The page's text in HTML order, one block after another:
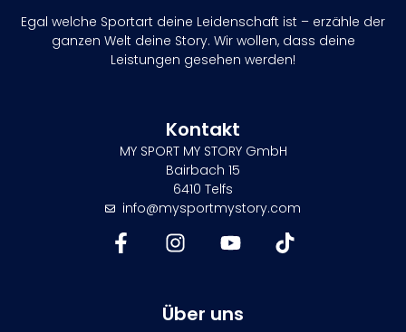
Egal welche Sportart deine Leidenschaft ist – erzähle der
ganzen Welt deine Story. Wir wollen, dass deine
Leistungen gesehen werden!
Kontakt
MY SPORT MY STORY GmbH
Bairbach 15
6410 Telfs
info@mysportmystory.com
Über uns